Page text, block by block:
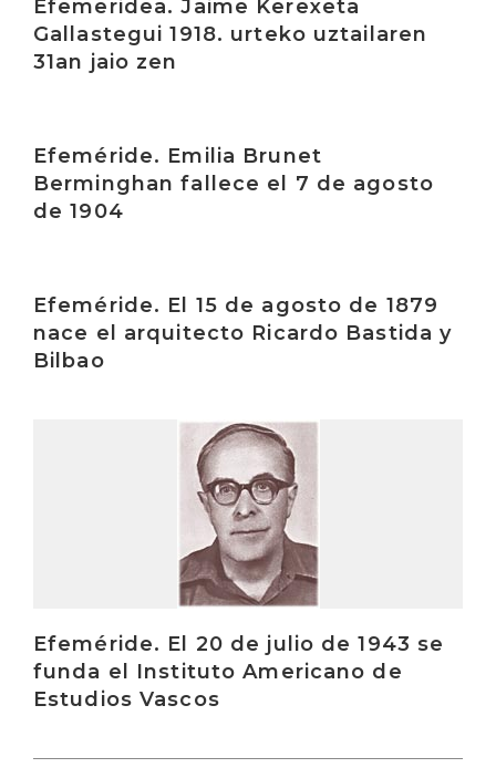
Efemeridea. Jaime Kerexeta
Gallastegui 1918. urteko uztailaren
31an jaio zen
Efeméride. Emilia Brunet
Berminghan fallece el 7 de agosto
de 1904
Efeméride. El 15 de agosto de 1879
nace el arquitecto Ricardo Bastida y
Bilbao
Efeméride. El 20 de julio de 1943 se
funda el Instituto Americano de
Estudios Vascos